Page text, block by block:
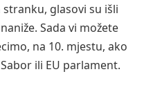
stranku, glasovi su išli
Sada vi možete
na 10. mjestu, ako
ili EU parlament.